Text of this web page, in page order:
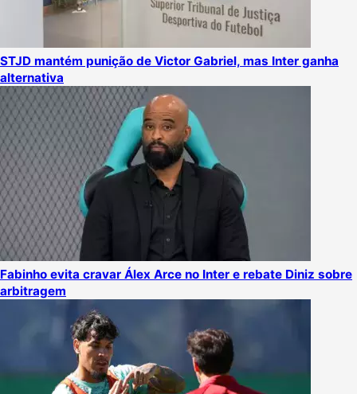
STJD mantém punição de Victor Gabriel, mas Inter ganha
alternativa
Fabinho evita cravar Álex Arce no Inter e rebate Diniz sobre
arbitragem